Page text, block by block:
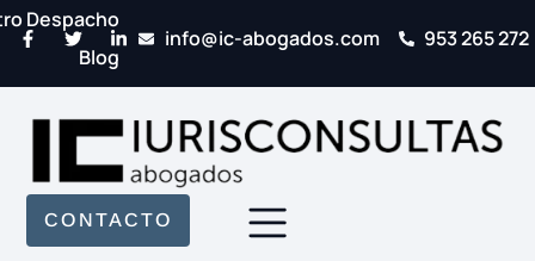
Despacho
Blog
info@ic-abogados.com 953 265 272
CONTACTO